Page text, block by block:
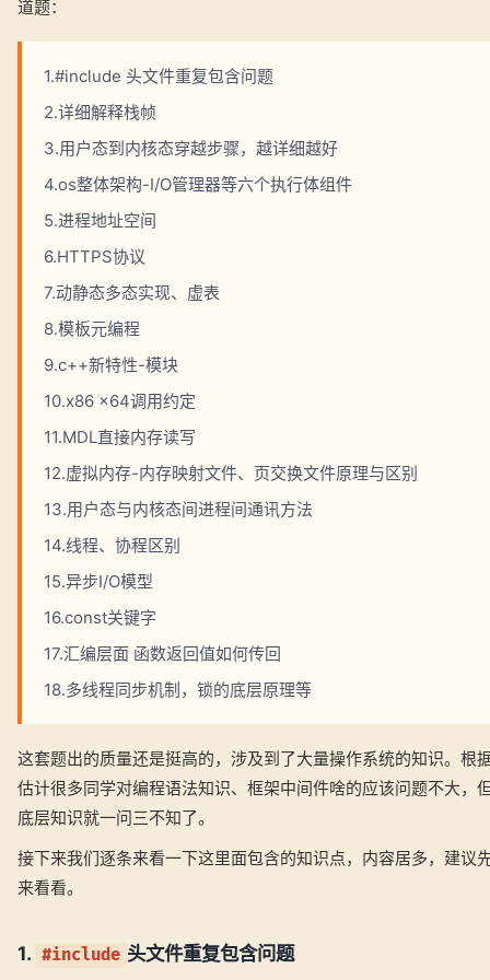
道题：
1.#include 头文件重复包含问题
2.详细解释栈帧
3.用户态到内核态穿越步骤，越详细越好
4.os整体架构-I/O管理器等六个执行体组件
5.进程地址空间
6.HTTPS协议
7.动静态多态实现、虚表
8.模板元编程
9.c++新特性-模块
10.x86 x64调用约定
11.MDL直接内存读写
12.虚拟内存-内存映射文件、页交换文件原理与区别
13.用户态与内核态间进程间通讯方法
14.线程、协程区别
15.异步I/O模型
16.const关键字
17.汇编层面 函数返回值如何传回
18.多线程同步机制，锁的底层原理等
这套题出的质量还是挺高的，涉及到了大量操作系统的知识。根
估计很多同学对编程语法知识、框架中间件啥的应该问题不大，
底层知识就一问三不知了。
接下来我们逐条来看一下这里面包含的知识点，内容居多，建议
来看看。
1. #include 头文件重复包含问题